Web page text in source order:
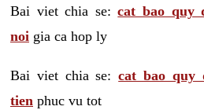
Bai viet chia se:cat bao quy
noi gia ca hop ly
Bai viet chia se:cat bao quy
tien phuc vu tot